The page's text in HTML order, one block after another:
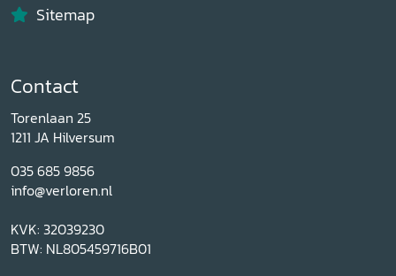
Sitemap
Contact
Torenlaan 25
1211 JA Hilversum
035 685 9856
info@verloren.nl
KVK: 32039230
BTW: NL805459716B01